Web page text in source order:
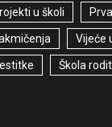
u školi
Vijeće
Škola